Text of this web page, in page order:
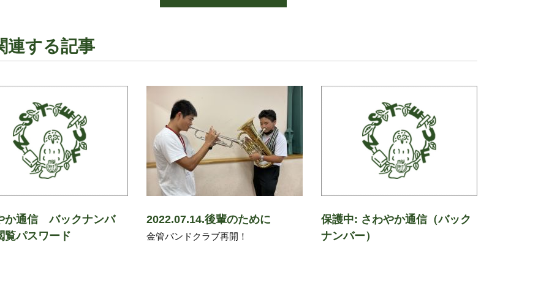
連する記事
か通信 バックナンバ
パスワード
2022.07.14.後輩のために
金管バンドクラブ再開！
保護中: さわやか通信（バック
ナンバー）